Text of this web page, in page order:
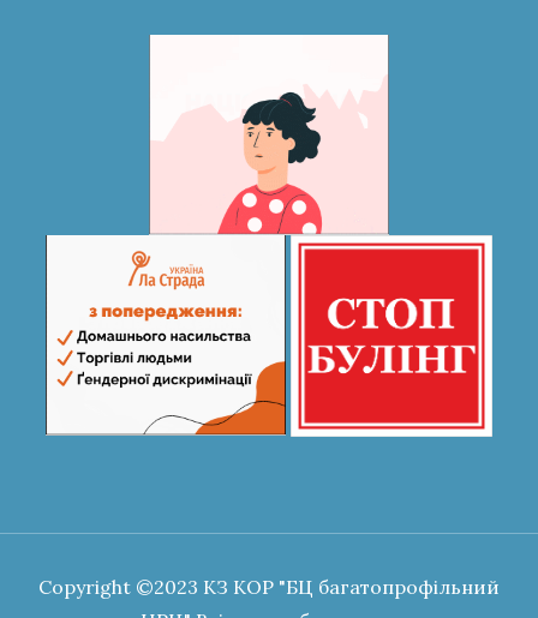
Copyright ©2023 КЗ КОР "БЦ багатопрофільний